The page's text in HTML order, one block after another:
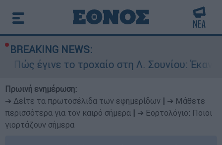
BREAKING NEWS:
το τροχαίο στη Λ. Σουνίου: Έκανε
Πρωινή ενημέρωση:
➔ Δείτε τα πρωτοσέλιδα των εφημερίδων
➔ Μάθετε
περισσότερα για τον καιρό σήμερα
➔ Εορτολόγιο: Ποιοι
γιορτάζουν σήμερα